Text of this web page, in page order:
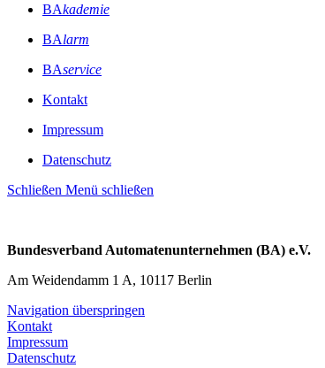
BAkademie
BAlarm
BAservice
Kontakt
Impressum
Datenschutz
Schließen Menü schließen
Bundesverband Automatenunternehmen (BA) e.V.
Am Weidendamm 1 A, 10117 Berlin
Navigation überspringen
Kontakt
Impressum
Datenschutz